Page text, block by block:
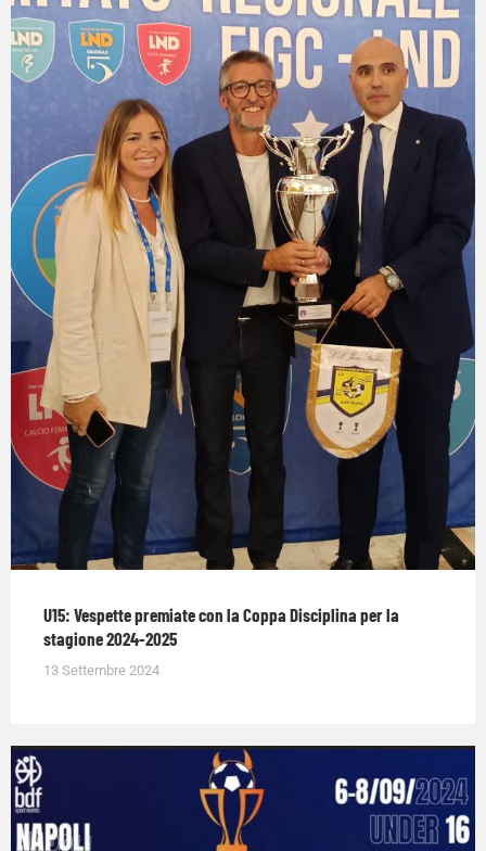
U15: Vespette premiate con la Coppa Disciplina per la
stagione 2024-2025
13 Settembre 2024